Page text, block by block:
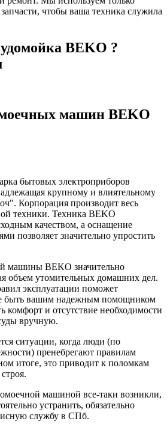
чтобы ваша техника служила
BEKO ?
машин BEKO
бытовых электроприборов
крупному и влиятельному
Корпорация производит весь
техники. Техника BEKO
качеством, а оснащение
позволяет значительно упростить
машины BEKO значительно
объем утомительных домашних дел.
эксплуатации поможет
быть вашим надежным помощником
комфорт и отсутствие необходимости
вручную.
ситуации, когда люди (по
пренебрегают правилам
итоге, это приводит к поломкам
машиной все-таки возникли,
устранить, обязательно
службу в СПб.